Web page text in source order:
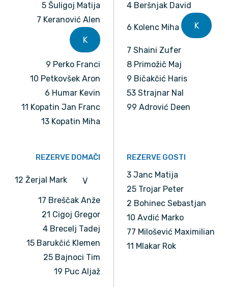
5 Šuligoj Matija
7 Keranović Alen
K
9 Perko Franci
10 Petkovšek Aron
6 Humar Kevin
11 Kopatin Jan Franc
13 Kopatin Miha
4 Beršnjak David
6 Kolenc Miha K
7 Shaini Zufer
8 Primožič Maj
9 Bičakčić Haris
53 Strajnar Nal
99 Adrović Deen
REZERVE DOMAČI
12 Žerjal Mark V
17 Breščak Anže
21 Cigoj Gregor
4 Brecelj Tadej
15 Barukčić Klemen
25 Bajnoci Tim
19 Puc Aljaž
REZERVE GOSTI
3 Janc Matija
25 Trojar Peter
2 Bohinec Sebastjan
10 Avdić Marko
77 Milošević Maximilian
11 Mlakar Rok